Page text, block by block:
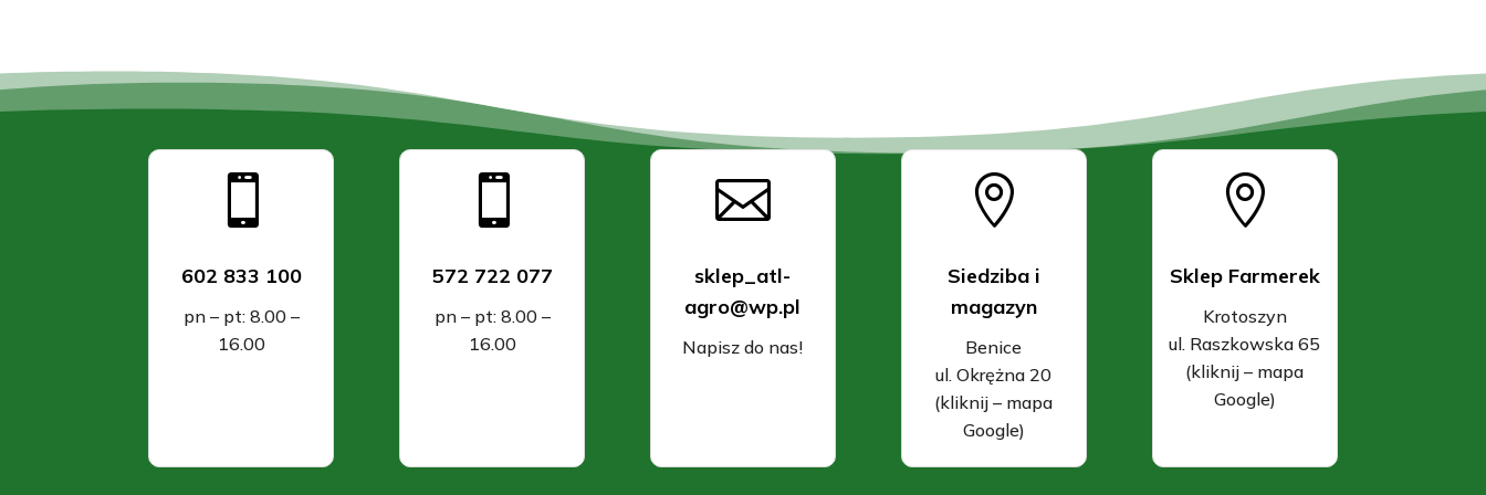

602 833 100
pn – pt: 8.00 –
16.00

572 722 077
pn – pt: 8.00 –
16.00

sklep_atl-
agro@wp.pl
Napisz do nas!

Siedziba i
magazyn
Benice
ul. Okrężna 20
(kliknij – mapa
Google)

Sklep Farmerek
Krotoszyn
ul. Raszkowska 65
(kliknij – mapa
Google)